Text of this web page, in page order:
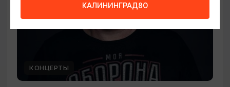
КОНЦЕРТЫ
КАЛИНИНГРАД80